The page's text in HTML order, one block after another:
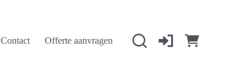
Contact Offerte aanvragen